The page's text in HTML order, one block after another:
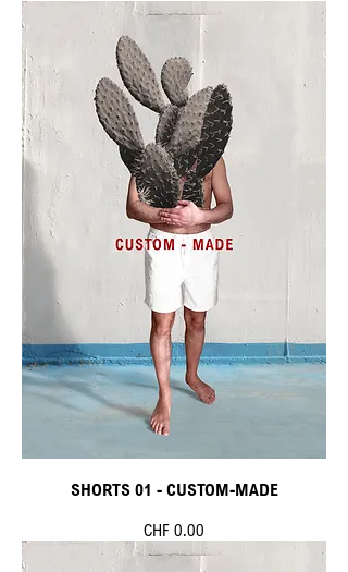
SHORTS 01 - CUSTOM-MADE
Preis
CHF 0.00